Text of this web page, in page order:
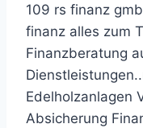
109 rs finanz
finanz alles zum
Finanzberatung
Edelholzanlagen
Absicherung